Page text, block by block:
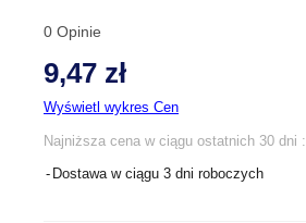
0 Opinie
9,47 zł
Wyświetl wykres Cen
Najniższa cena w ciągu ostatnich 30 dni :
Dostawa w ciągu 3 dni roboczych